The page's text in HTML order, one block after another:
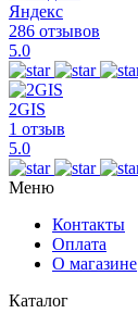
Яндекс
286 отзывов
5.0
2GIS
1 отзыв
5.0
Меню
Контакты
Оплата
О магазине
Каталог